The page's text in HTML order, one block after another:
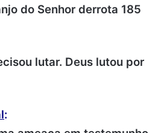
do Senhor derrota 185
lutar. Deus lutou por
: